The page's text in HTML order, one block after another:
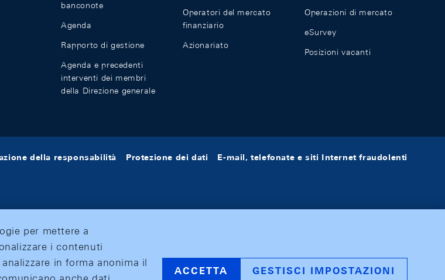
banconote
Agenda
Rapporto di gestione
Agenda e precedenti
interventi dei membri
della Direzione generale
Operatori del mercato
finanziario
Azionariato
Operazioni di mercato
eSurvey
Posizioni vacanti
della responsabilità Protezione dei dati E-mail, telefonate e siti Internet fraudolenti
per mettere a
i contenuti
in forma anonima il
ACCETTA GESTISCI IMPOSTAZIONI